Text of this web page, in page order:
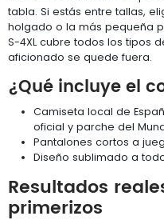
tabla. Si estás entre tallas,
holgado o la más pequeña
S-4XL cubre todos los tipos
aficionado se quede fuera.
¿Qué incluye el
Camiseta local de
oficial y parche del
Pantalones cortos a
Diseño sublimado a
Resultados
primerizos